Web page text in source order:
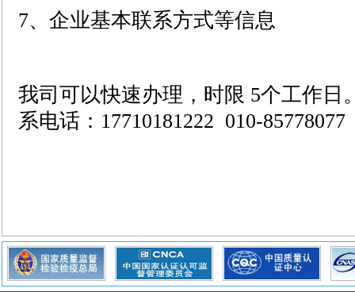
7、企业基本联系方式等信息
我司可以快速办理，时限 5个工作日
系电话：17710181222 010-85778077